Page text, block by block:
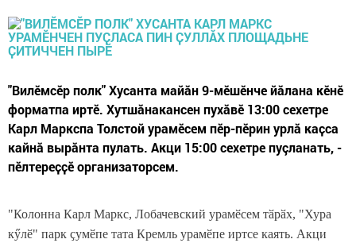
"Вилӗмсӗр полк" Хусанта майӑн 9-мӗшӗнче йӑлана кӗнӗ
форматпа иртӗ. Хутшӑнакансен пухӑвӗ 13:00 сехетре
Карл Маркспа Толстой урамӗсем пӗр-пӗрин урлӑ каҫса
кайнӑ вырăнта пулать. Акци 15:00 сехетре пуçланать, -
пӗлтереҫҫӗ организаторсем.
"Колонна Карл Маркс, Лобачевский урамӗсем тӑрӑх, "Хура
кӳлӗ" парк ҫумӗпе тата Кремль урамӗпе иртсе каять. Акци